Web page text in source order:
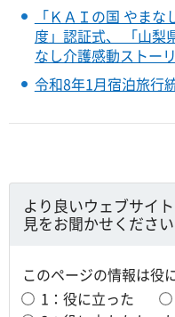
「ＫＡＩの国 やま
度」認証式、 「山梨
なし介護感動ストー
令和8年1月宿泊旅行
より良いウェブサイ
見をお聞かせください
このページの情報は役
1：役に立った